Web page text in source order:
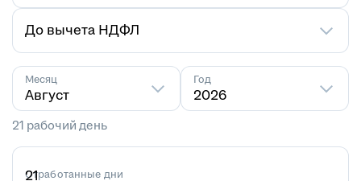
До вычета НДФЛ
Месяц
Август
Год
2026
21 рабочий день
Отработанные дни